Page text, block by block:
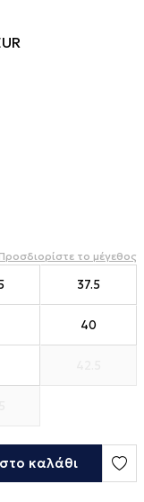
Προσδιορίστε το μέγεθος
37.5
40
καλάθι